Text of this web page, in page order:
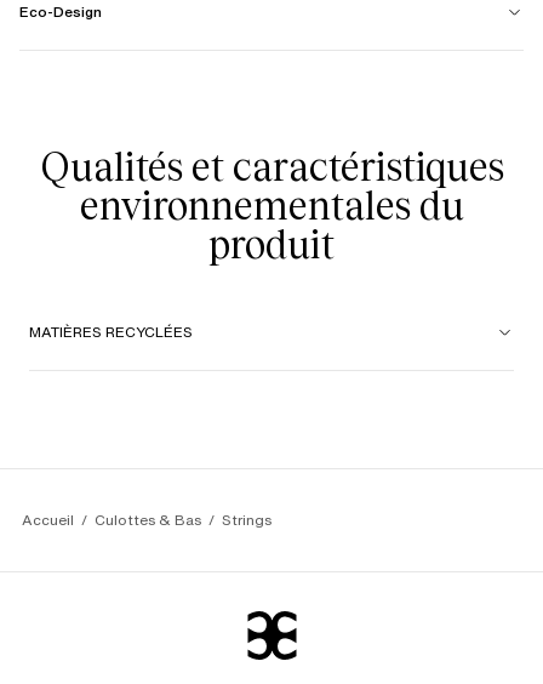
Eco-Design
Qualités et caractéristiques
environnementales du
produit
MATIÈRES RECYCLÉES
Accueil Culottes & Bas Strings